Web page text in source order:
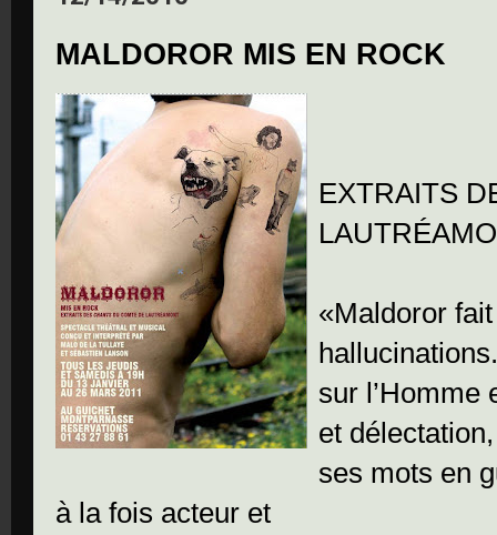
MALDOROR MIS EN ROCK
EXTRAITS
«Maldoror
sur l’Homme
et délectation,
ses mots en
à la fois acteur et